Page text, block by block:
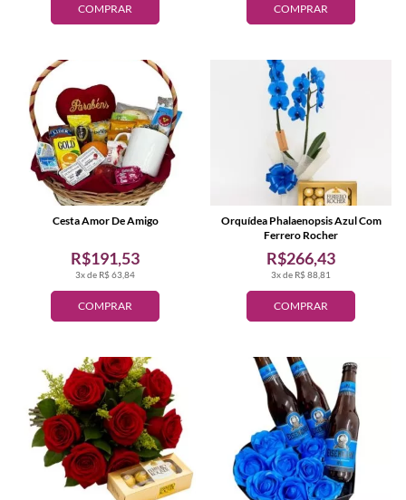
COMPRAR COMPRAR
COMPRAR
3x de R$ 63,84
R$191,53
Cesta Amor De Amigo
COMPRAR
3x de R$ 88,81
R$266,43
Orquídea Phalaenopsis Azul Com
Ferrero Rocher